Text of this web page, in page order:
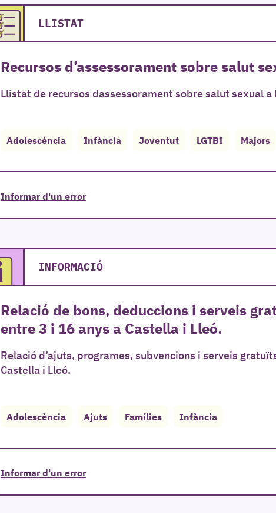
LLISTAT
Recursos d’assessorament sobre salut
Llistat de recursos dassessorament sobre salut sexual
Adolescència Infància Joventut LGTBI Majors
Informar d'un error
INFORMACIÓ
Relació de bons, deduccions i serveis
entre 3 i 16 anys a Castella i Lleó.
Relació d’ajuts, programes, subvencions i serveis
Castella i Lleó.
Adolescència Ajuts Famílies Infància
Informar d'un error